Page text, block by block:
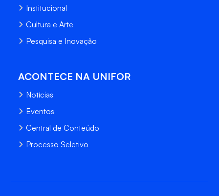
Institucional
Cultura e Arte
Pesquisa e Inovação
ACONTECE NA UNIFOR
Notícias
Eventos
Central de Conteúdo
Processo Seletivo